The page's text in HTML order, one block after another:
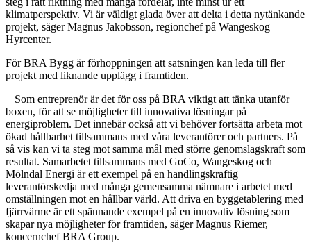
klimatperspektiv. Vi är väldigt glada över att delta i detta nytänkande
projekt, säger Magnus Jakobsson, regionchef på Wangeskog
Hyrcenter.
För BRA Bygg är förhoppningen att satsningen kan leda till fler
projekt med liknande upplägg i framtiden.
− Som entreprenör är det för oss på BRA viktigt att tänka utanför
boxen, för att se möjligheter till innovativa lösningar på
energiproblem. Det innebär också att vi behöver fortsätta arbeta mot
ökad hållbarhet tillsammans med våra leverantörer och partners. På
så vis kan vi ta steg mot samma mål med större genomslagskraft som
resultat. Samarbetet tillsammans med GoCo, Wangeskog och
Mölndal Energi är ett exempel på en handlingskraftig
leverantörskedja med många gemensamma nämnare i arbetet med
omställningen mot en hållbar värld. Att driva en byggetablering med
fjärrvärme är ett spännande exempel på en innovativ lösning som
skapar nya möjligheter för framtiden, säger Magnus Riemer,
koncernchef BRA Group.